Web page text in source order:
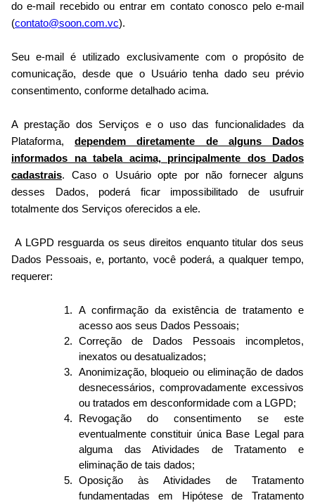
do e-mail recebido ou entrar em contato conosco pelo e-mail
(contato@soon.com.vc).
Seu e-mail é utilizado exclusivamente com o propósito de
comunicação, desde que o Usuário tenha dado seu prévio
consentimento, conforme detalhado acima.
A prestação dos Serviços e o uso das funcionalidades da
Plataforma,dependem diretamente de alguns Dados
informados na tabela acima, principalmente dos Dados
cadastrais. Caso o Usuário opte por não fornecer alguns
desses Dados, poderá ficar impossibilitado de usufruir
totalmente dos Serviços oferecidos a ele.
A LGPD resguarda os seus direitos enquanto titular dos seus
Dados Pessoais, e, portanto, você poderá, a qualquer tempo,
requerer:
A confirmação da existência de tratamento e
acesso aos seus Dados Pessoais;
Correção de Dados Pessoais incompletos,
inexatos ou desatualizados;
Anonimização, bloqueio ou eliminação de dados
desnecessários, comprovadamente excessivos
ou tratados em desconformidade com a LGPD;
Revogação do consentimento se este
eventualmente constituir única Base Legal para
alguma das Atividades de Tratamento e
eliminação de tais dados;
Oposição às Atividades de Tratamento
fundamentadas em Hipótese de Tratamento